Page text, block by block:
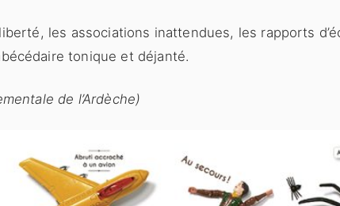
les associations inattendues, les rapports
tonique et déjanté.
de l’Ardèche)